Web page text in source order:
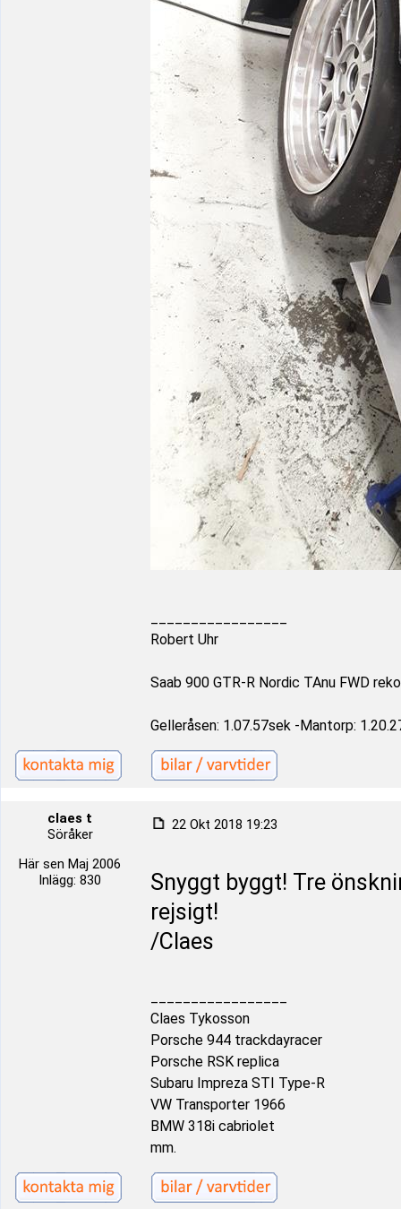
Robert Uhr
Saab 900 GTR-R Nordic TAnu FWD
Gelleråsen: 1.07.57sek -Mantorp:
claes t
Söråker
Här sen Maj 2006
Inlägg: 830
22 Okt 2018 19:23
Snyggt byggt! Tre
rejsigt!
/Claes
Claes Tykosson
Porsche 944 trackdayracer
Porsche RSK replica
Subaru Impreza STI Type-R
VW Transporter 1966
BMW 318i cabriolet
mm.